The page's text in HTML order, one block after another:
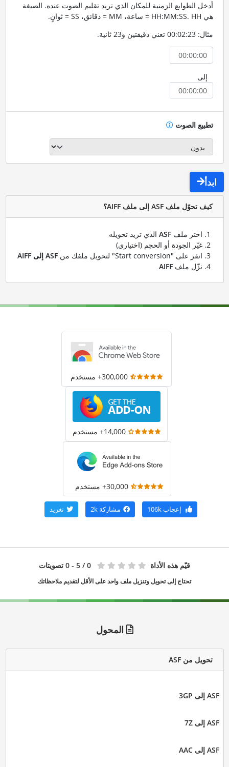
أدخل الطوابع الزمنية للمكان الذي تريد تقليم الصوت عنده. الصيغة
هي HH:MM:SS. HH = ساعة، MM = دقائق، SS = ثوانٍ.
مثال: 00:02:23 تعني دقيقتين و23 ثانية.
إلى
تطبيع الصوت
ابدأ
كيف تحوّل ملف ASF إلى ملف AIFF؟
اختر ملف ASFالذي تريد تحويله
غيّر الجودة أو الحجم (اختياري)
انقر على "Start conversion" لتحويل ملفك من
ASF إلى AIFF
نزّل ملف AIFF
300,000+ مستخدم
14,000+ مستخدم
30,000+ مستخدم
إعجاب106k مشاركة 2k تغريد
قيّم هذه الأداة 0 / 5 - 0 تصويتات
تحتاج إلى تحويل وتنزيل ملف واحد على الأقل لتقديم ملاحظاتك
المحول
تحويل من ASF
ASF إلى 3GP
ASF إلى 7Z
ASF إلى AAC